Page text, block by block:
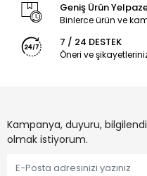
Geniş Ürün
Binlerce ürün ve
7 / 24 DESTEK
Öneri ve
Kampanya, duyuru,
olmak istiyorum.